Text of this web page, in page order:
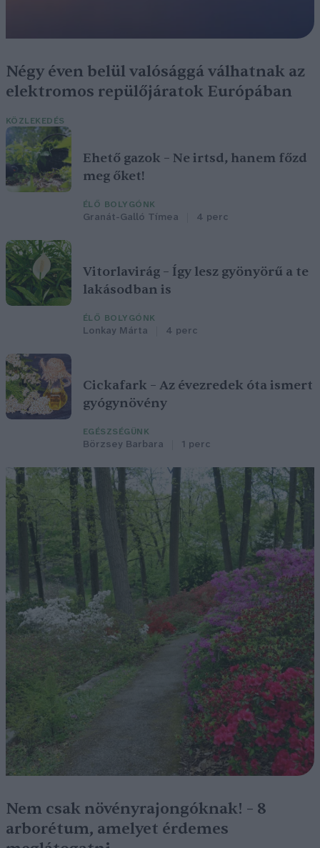
Négy éven belül valósággá válhatnak az
elektromos repülőjáratok Európában
KÖZLEKEDÉS
Ehető gazok – Ne irtsd, hanem főzd
meg őket!
ÉLŐ BOLYGÓNK
Granát-Galló Tímea 4 perc
Vitorlavirág – Így lesz gyönyörű a te
lakásodban is
ÉLŐ BOLYGÓNK
Lonkay Márta 4 perc
Cickafark – Az évezredek óta ismert
gyógynövény
EGÉSZSÉGÜNK
Börzsey Barbara 1 perc
Nem csak növényrajongóknak! – 8
arborétum, amelyet érdemes